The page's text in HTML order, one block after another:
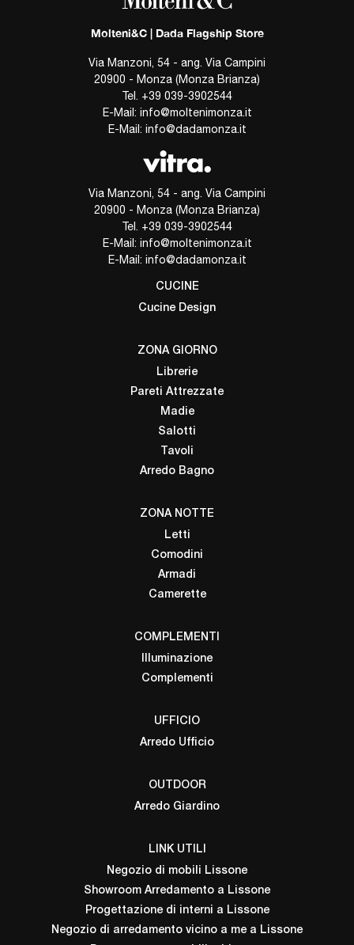
Molteni&C | Dada Flagship Store
Via Manzoni, 54 - ang. Via Campini
20900 - Monza (Monza Brianza)
Tel. +39 039-3902544
E-Mail: info@moltenimonza.it
E-Mail: info@dadamonza.it
Via Manzoni, 54 - ang. Via Campini
20900 - Monza (Monza Brianza)
Tel. +39 039-3902544
E-Mail: info@moltenimonza.it
E-Mail: info@dadamonza.it
CUCINE
Cucine Design
ZONA GIORNO
Librerie
Pareti Attrezzate
Madie
Salotti
Tavoli
Arredo Bagno
ZONA NOTTE
Letti
Comodini
Armadi
Camerette
COMPLEMENTI
Illuminazione
Complementi
UFFICIO
Arredo Ufficio
OUTDOOR
Arredo Giardino
LINK UTILI
Negozio di mobili Lissone
Showroom Arredamento a Lissone
Progettazione di interni a Lissone
Negozio di arredamento vicino a me a Lissone